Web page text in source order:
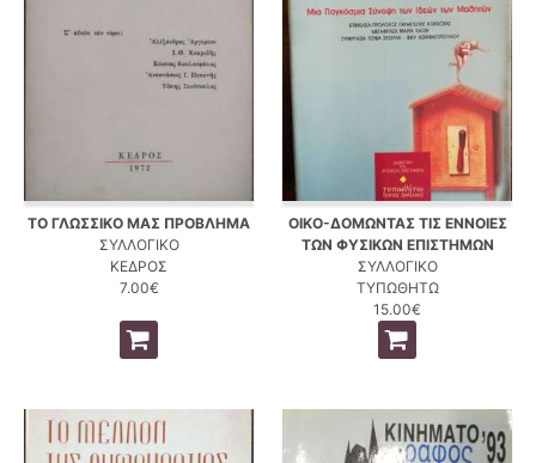
ΤΟ ΓΛΩΣΣΙΚΟ ΜΑΣ ΠΡΟΒΛΗΜΑ
ΣΥΛΛΟΓΙΚΟ
ΚΕΔΡΟΣ
7.00€
ΟΙΚΟ-ΔΟΜΩΝΤΑΣ ΤΙΣ ΕΝΝΟΙΕΣ
ΤΩΝ ΦΥΣΙΚΩΝ ΕΠΙΣΤΗΜΩΝ
ΣΥΛΛΟΓΙΚΟ
ΤΥΠΩΘΗΤΩ
15.00€